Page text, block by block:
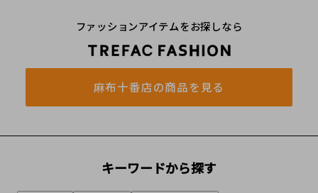
ファッションアイテムをお探しなら
麻布十番店の商品を見る
キーワードから探す